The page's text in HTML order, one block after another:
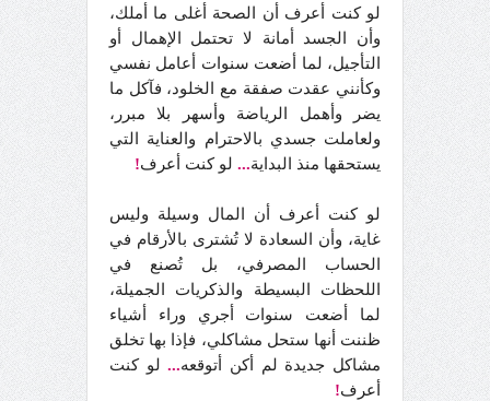
لو كنت أعرف أن الصحة أغلى ما أملك،
وأن الجسد أمانة لا تحتمل الإهمال أو
التأجيل، لما أضعت سنوات أعامل نفسي
وكأنني عقدت صفقة مع الخلود، فآكل ما
يضر وأهمل الرياضة وأسهر بلا مبرر،
ولعاملت جسدي بالاحترام والعناية التي
يستحقها منذ البداية... لو كنت أعرف!
لو كنت أعرف أن المال وسيلة وليس
غاية، وأن السعادة لا تُشترى بالأرقام في
الحساب المصرفي، بل تُصنع في
اللحظات البسيطة والذكريات الجميلة،
لما أضعت سنوات أجري وراء أشياء
ظننت أنها ستحل مشاكلي، فإذا بها تخلق
مشاكل جديدة لم أكن أتوقعه...لو كنت
أعرف!